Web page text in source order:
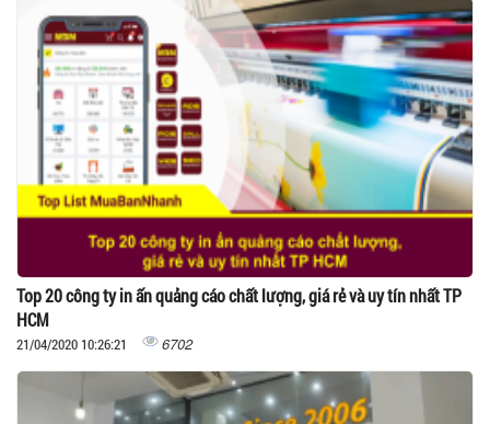
Top 20 công ty in ấn quảng cáo chất lượng, giá rẻ và uy tín nhất TP
HCM
21/04/2020 10:26:21 6702